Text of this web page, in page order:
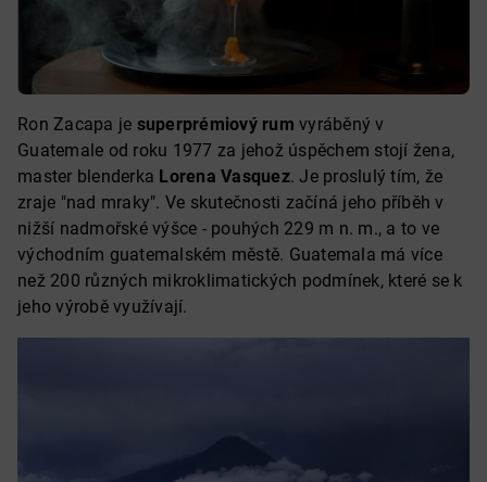
Ron Zacapa je superprémiový rum vyráběný v
Guatemale od roku 1977 za jehož úspěchem stojí žena,
master blenderka Lorena Vasquez. Je proslulý tím, že
zraje "nad mraky". Ve skutečnosti začíná jeho příběh v
nižší nadmořské výšce - pouhých 229 m n. m., a to ve
východním guatemalském městě. Guatemala má více
než 200 různých mikroklimatických podmínek, které se k
jeho výrobě využívají.